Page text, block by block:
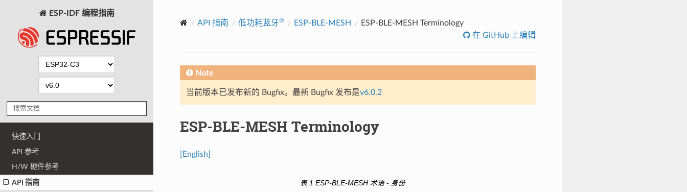
ESP-IDF 编程指南
快速入门
API 参考
H/W 硬件参考
API 指南
API 指南 低功耗蓝牙® ESP-BLE-MESH
ESP-BLE-MESH Terminology
在 GitHub 上编辑
Note
当前版本已发布新的 Bugfix。最新 Bugfix 发布是v6.0.2
ESP-BLE-MESH Terminology
[English]
表 1 ESP-BLE-MESH 术语 - 身份